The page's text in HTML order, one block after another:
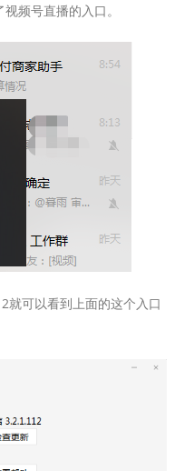
频号直播的入口。
就可以看到上面的这个入口